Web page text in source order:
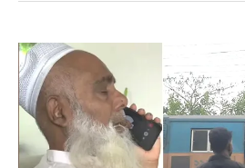
ডাক,
জাতিসংঘে
বাংলাদেশের
জোরালো
অবস্থান